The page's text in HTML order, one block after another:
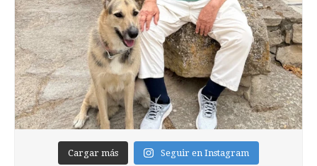
Cargar más Seguir en Instagram